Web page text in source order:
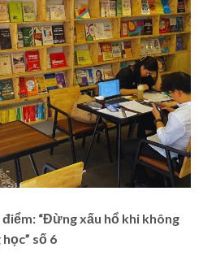
“Đừng xấu hổ khi không
số 6